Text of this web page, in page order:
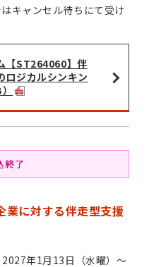
キャンセル待ちにて受け
【ST264060】伴
ロジカルシンキン
終了
業に対する伴走型支援
2027年1月13日（水曜）～